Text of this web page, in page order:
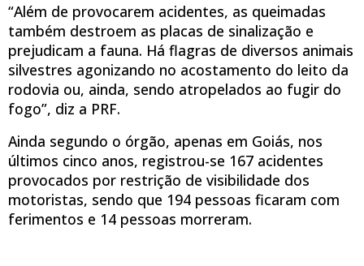
“Além de provocarem acidentes, as queimadas
também destroem as placas de sinalização e
prejudicam a fauna. Há flagras de diversos animais
silvestres agonizando no acostamento do leito da
rodovia ou, ainda, sendo atropelados ao fugir do
fogo”, diz a PRF.
Ainda segundo o órgão, apenas em Goiás, nos
últimos cinco anos, registrou-se 167 acidentes
provocados por restrição de visibilidade dos
motoristas, sendo que 194 pessoas ficaram com
ferimentos e 14 pessoas morreram.